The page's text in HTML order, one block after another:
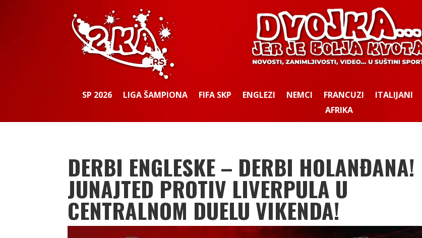
SP 2026 LIGA ŠAMPIONA FIFA SKP ENGLEZI NEMCI FRANCUZI ITALIJANI
AFRIKA
DERBI ENGLESKE – DERBI HOLANĐANA!
JUNAJTED PROTIV LIVERPULA U
CENTRALNOM DUELU VIKENDA!